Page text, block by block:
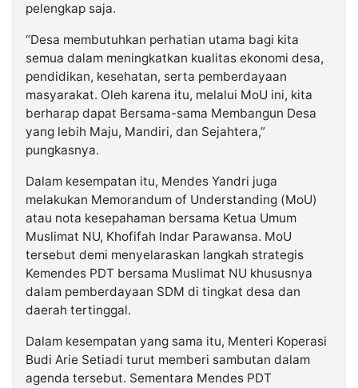
pelengkap saja.
“Desa membutuhkan perhatian utama bagi kita
semua dalam meningkatkan kualitas ekonomi desa,
pendidikan, kesehatan, serta pemberdayaan
masyarakat. Oleh karena itu, melalui MoU ini, kita
berharap dapat Bersama-sama Membangun Desa
yang lebih Maju, Mandiri, dan Sejahtera,”
pungkasnya.
Dalam kesempatan itu, Mendes Yandri juga
melakukan Memorandum of Understanding (MoU)
atau nota kesepahaman bersama Ketua Umum
Muslimat NU, Khofifah Indar Parawansa. MoU
tersebut demi menyelaraskan langkah strategis
Kemendes PDT bersama Muslimat NU khususnya
dalam pemberdayaan SDM di tingkat desa dan
daerah tertinggal.
Dalam kesempatan yang sama itu, Menteri Koperasi
Budi Arie Setiadi turut memberi sambutan dalam
agenda tersebut. Sementara Mendes PDT